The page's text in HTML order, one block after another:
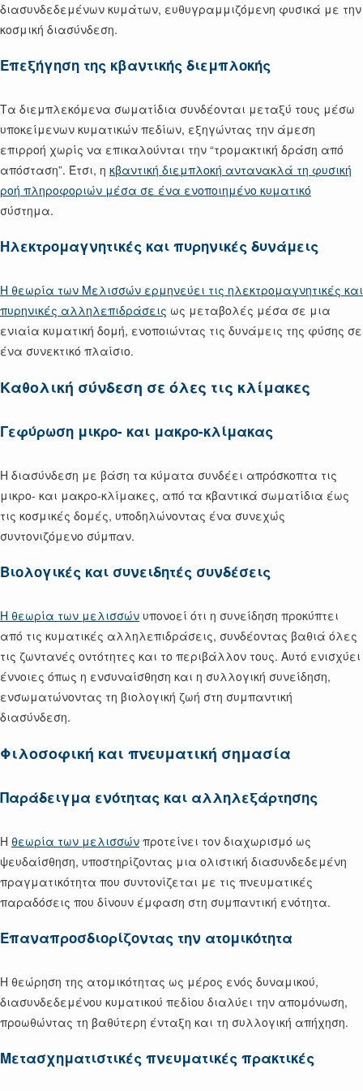
διασυνδεδεμένων κυμάτων, ευθυγραμμιζόμενη φυσικά με την
κοσμική διασύνδεση.
Επεξήγηση της κβαντικής διεμπλοκής
Τα διεμπλεκόμενα σωματίδια συνδέονται μεταξύ τους μέσω
υποκείμενων κυματικών πεδίων, εξηγώντας την άμεση
επιρροή χωρίς να επικαλούνται την “τρομακτική δράση από
απόσταση”. Έτσι, η κβαντική διεμπλοκή αντανακλά τη φυσική
ροή πληροφοριών μέσα σε ένα ενοποιημένο κυματικό
σύστημα.
Ηλεκτρομαγνητικές και πυρηνικές δυνάμεις
Η θεωρία των Μελισσών ερμηνεύει τις ηλεκτρομαγνητικές και
πυρηνικές αλληλεπιδράσεις ως μεταβολές μέσα σε μια
ενιαία κυματική δομή, ενοποιώντας τις δυνάμεις της φύσης σε
ένα συνεκτικό πλαίσιο.
Καθολική σύνδεση σε όλες τις κλίμακες
Γεφύρωση μικρο- και μακρο-κλίμακας
Η διασύνδεση με βάση τα κύματα συνδέει απρόσκοπτα τις
μικρο- και μακρο-κλίμακες, από τα κβαντικά σωματίδια έως
τις κοσμικές δομές, υποδηλώνοντας ένα συνεχώς
συντονιζόμενο σύμπαν.
Βιολογικές και συνειδητές συνδέσεις
Η θεωρία των μελισσών υπονοεί ότι η συνείδηση προκύπτει
από τις κυματικές αλληλεπιδράσεις, συνδέοντας βαθιά όλες
τις ζωντανές οντότητες και το περιβάλλον τους. Αυτό ενισχύει
έννοιες όπως η ενσυναίσθηση και η συλλογική συνείδηση,
ενσωματώνοντας τη βιολογική ζωή στη συμπαντική
διασύνδεση.
Φιλοσοφική και πνευματική σημασία
Παράδειγμα ενότητας και αλληλεξάρτησης
Η θεωρία των μελισσών προτείνει τον διαχωρισμό ως
ψευδαίσθηση, υποστηρίζοντας μια ολιστική διασυνδεδεμένη
πραγματικότητα που συντονίζεται με τις πνευματικές
παραδόσεις που δίνουν έμφαση στη συμπαντική ενότητα.
Επαναπροσδιορίζοντας την ατομικότητα
Η θεώρηση της ατομικότητας ως μέρος ενός δυναμικού,
διασυνδεδεμένου κυματικού πεδίου διαλύει την απομόνωση,
προωθώντας τη βαθύτερη ένταξη και τη συλλογική απήχηση.
Μετασχηματιστικές πνευματικές πρακτικές